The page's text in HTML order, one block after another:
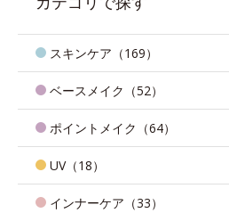
スキンケア（169）
ベースメイク（52）
ポイントメイク（64）
UV（18）
インナーケア（33）